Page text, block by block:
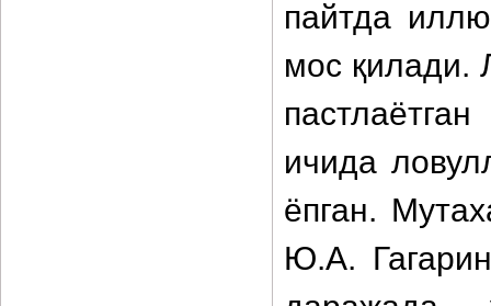
пайтда
мос қилади.
ичида
ёпган.
Ю.А.